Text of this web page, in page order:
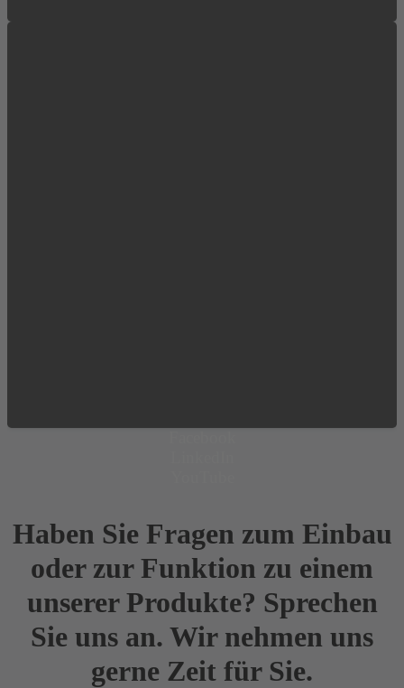
Haben Sie Fragen zum Einbau
oder zur Funktion zu einem
unserer Produkte? Sprechen
Sie uns an. Wir nehmen uns
gerne Zeit für Sie.